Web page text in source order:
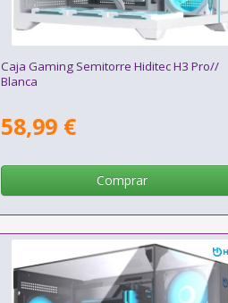
Caja Gaming Semitorre Hiditec H3 Pro//
Blanca
58,99 €
Comprar